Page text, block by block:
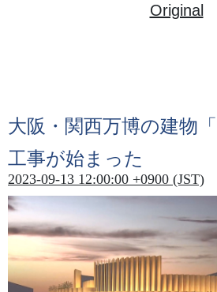
Original
大阪 ・ 関西万博の建物 「
工事が始まった
2023-09-13 12:00:00 +0900 (JST)